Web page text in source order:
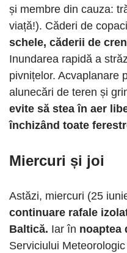
și membre din cauza:
viață!). Căderi de
schele, căderii de
Inundarea rapidă a
pivnițelor. Acvaplanare
alunecări de teren și
evite să stea în aer
închizând toate
Miercuri și joi
Astăzi, miercuri (25
continuare rafale
Baltică. Iar în noaptea
Serviciului